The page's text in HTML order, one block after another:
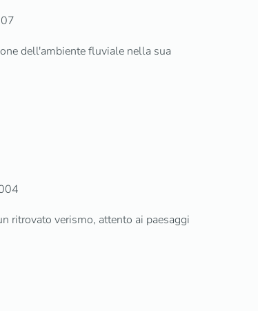
dell'ambiente fluviale nella sua
ritrovato verismo, attento ai paesaggi